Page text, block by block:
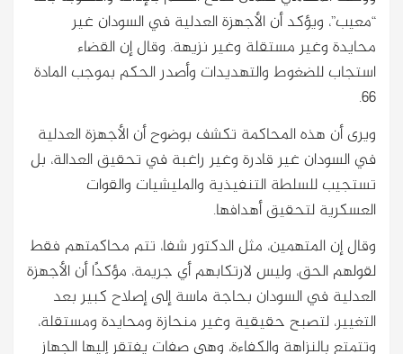
“معيب”، ويؤكد أن الأجهزة العدلية في السودان غير
محايدة وغير مستقلة وغير نزيهة. وقال إن القضاء
استجاب للضغوط والتهديدات وأصدر الحكم بموجب المادة
66.
ويرى أن هذه المحاكمة تكشف بوضوح أن الأجهزة العدلية
في السودان غير قادرة وغير راغبة في تحقيق العدالة، بل
تستجيب للسلطة التنفيذية والمليشيات والقوات
العسكرية لتحقيق أهدافها.
وقال إن المتهمين، مثل الدكتور شفا، تتم محاكمتهم فقط
لقولهم الحق، وليس لارتكابهم أي جريمة، مؤكدًا أن الأجهزة
العدلية في السودان بحاجة ماسة إلى إصلاح كبير بعد
التغيير، لتصبح حقيقية وغير منحازة ومحايدة ومستقلة،
وتتمتع بالنزاهة والكفاءة، وهي صفات يفتقر إليها الجهاز